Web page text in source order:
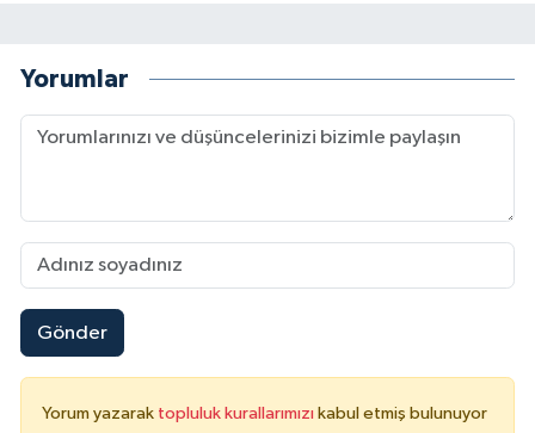
Yorumlar
Gönder
Yorum yazarak topluluk kurallarımızı kabul etmiş bulunuyor